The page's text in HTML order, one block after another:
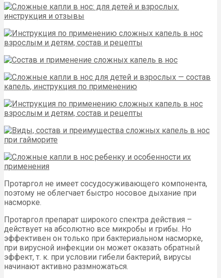
Протаргол не имеет сосудосуживающего компонента,
поэтому не облегчает быстро носовое дыхание при
насморке.
Протаргол препарат широкого спектра действия –
действует на абсолютно все микробы и грибы. Но
эффективен он только при бактериальном насморке,
при вирусной инфекции он может оказать обратный
эффект, т. к. при условии гибели бактерий, вирусы
начинают активно размножаться.